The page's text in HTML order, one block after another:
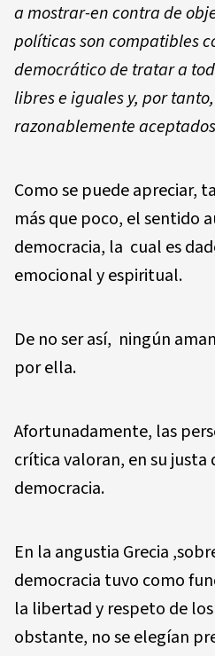
a mostrar-en contra de
políticas son compatibles
democrático de tratar a
libres e iguales y, por
razonablemente
Como se puede apreciar,
más que poco, el sentido
democracia, la cual es
emocional y espiritual.
De no ser así, ningún
por ella.
Afortunadamente, las
crítica valoran, en su justa
democracia.
En la angustia Grecia
democracia tuvo como
la libertad y respeto de
obstante, no se elegían